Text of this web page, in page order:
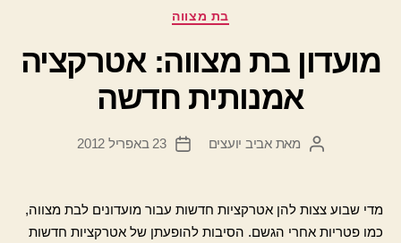
קטגוריות
בת מצווה
מועדון בת מצווה: אטרקציה
אמנותית חדשה
המחבר
מאתאביב יועצים
תאריך
23 באפריל 2012
מדי שבוע צצות להן אטרקציות חדשות עבור מועדונים לבת מצווה,
כמו פטריות אחרי הגשם. הסיבות להופעתן של אטרקציות חדשות